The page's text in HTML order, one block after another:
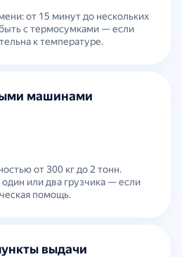
от 15 минут до нескольких
с термосумками — если
к температуре.
машинами
от 300 кг до 2 тонн.
или два грузчика — если
помощь.
выдачи